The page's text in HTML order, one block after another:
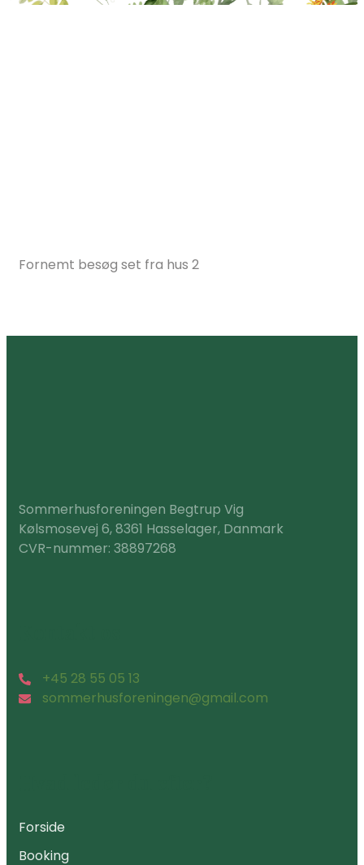
Fornemt besøg set fra hus 2
Sommerhusforeningen Begtrup Vig
Kølsmosevej 6, 8361 Hasselager, Danmark
CVR-nummer: 38897268
+45 28 55 05 13
sommerhusforeningen@gmail.com
Forside
Booking